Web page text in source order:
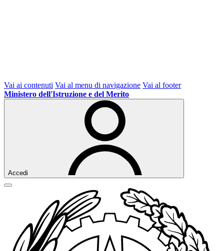
Vai ai contenuti Vai al menu di navigazione Vai al footer
Ministero dell'Istruzione e del Merito
Accedi